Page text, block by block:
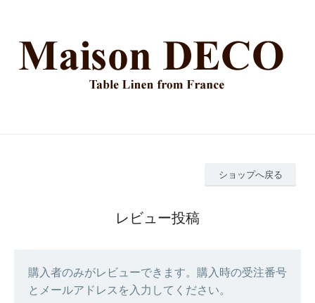
ショップへ戻る
レビュー投稿
購入者のみがレビューできます。購入時の受注番号
とメールアドレスを入力してください。